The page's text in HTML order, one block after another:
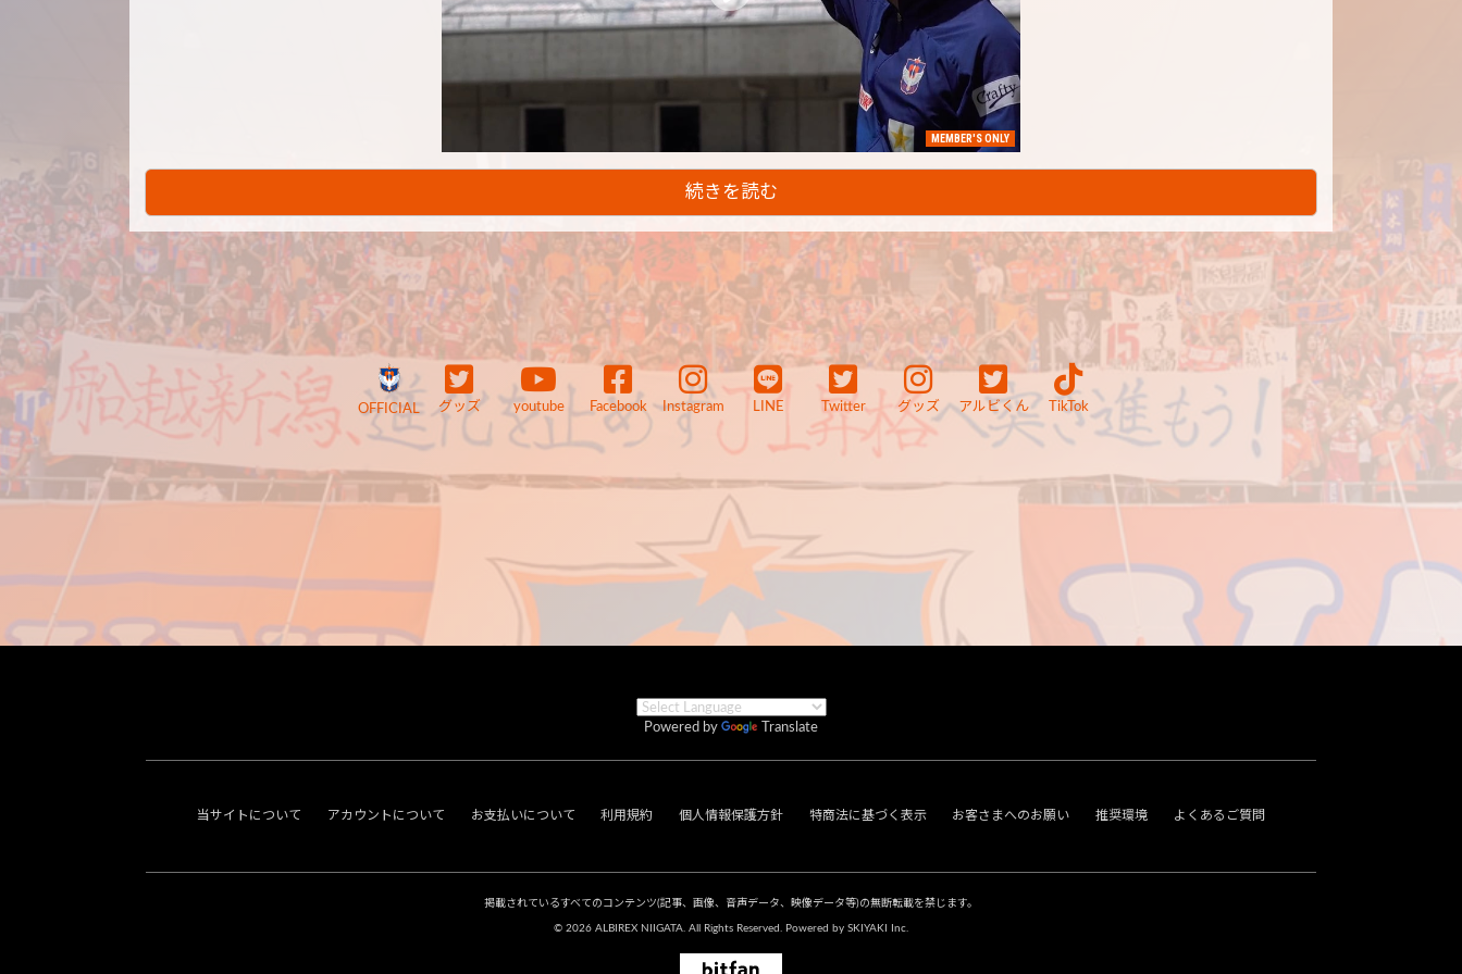
MEMBER'S ONLY
続きを読む
OFFICIAL グッズ youtube Facebook Instagram LINE Twitter グッズ アルビくん TikTok
Powered by Translate
当サイトについて アカウントについて お支払いについて 利用規約 個人情報保護方針 特商法に基づく表示 お客さまへのお願い 推奨環境 よくあるご質問
掲載されているすべてのコンテンツ(記事、画像、音声データ、映像データ等)の無断転載を禁じます。
© 2026 ALBIREX NIIGATA. All Rights Reserved. Powered by SKIYAKI Inc.